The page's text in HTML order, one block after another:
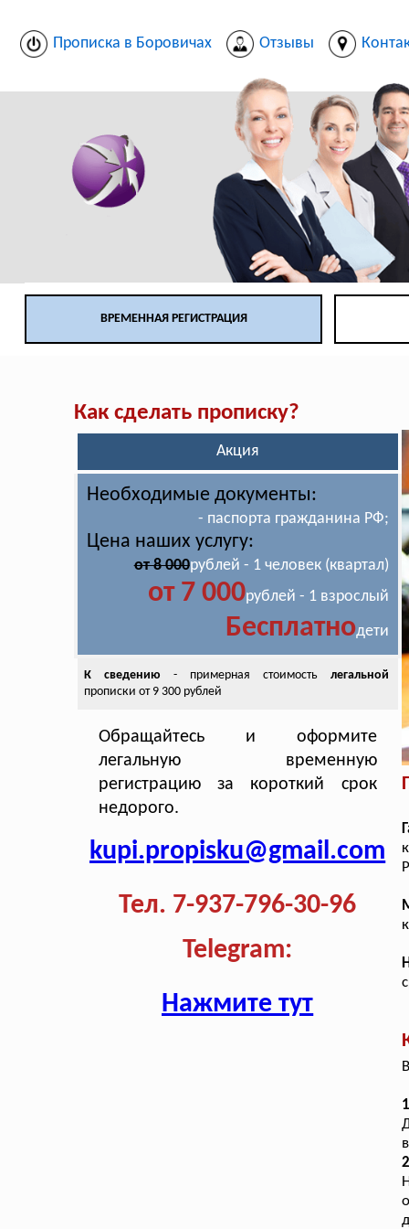
Прописка в Боровичах Отзывы
ВРЕМЕННАЯ РЕГИСТРАЦИЯ
Как сделать прописку?
Акция
Необходимые документы:
- паспорта гражданина РФ;
Цена наших услугу:
от 8 000рублей - 1 человек (квартал)
от 7 000рублей - 1 взрослый
Бесплатнодети
К сведению - примерная стоимость легальной
прописки от 9 300 рублей
Обращайтесь и оформите
легальную временную
регистрацию за короткий срок
недорого.
kupi.propisku@gmail.com
Тел. 7-937-796-30-96
Telegram:
Нажмите тут